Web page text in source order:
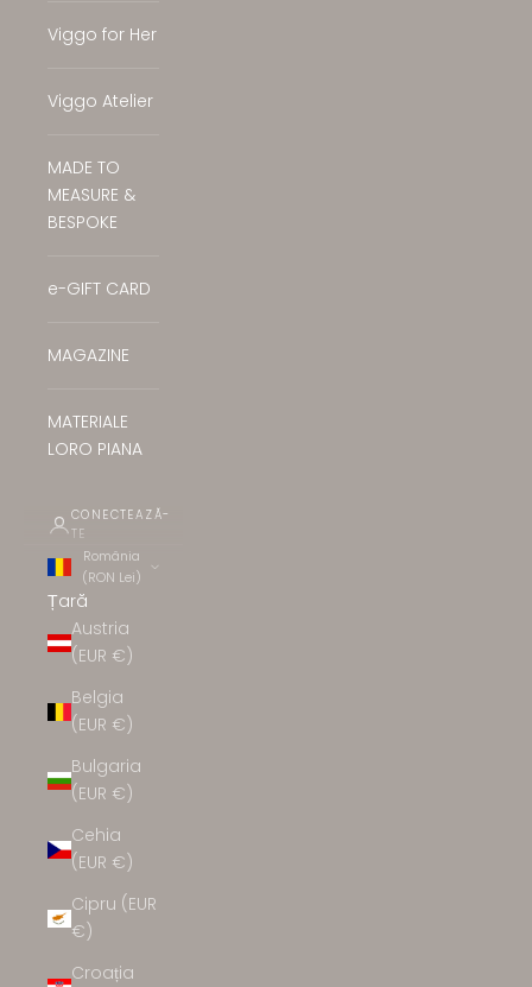
Viggo for Her
Viggo Atelier
MADE TO
MEASURE &
BESPOKE
e-GIFT CARD
MAGAZINE
MATERIALE
LORO PIANA
CONECTEAZĂ-
TE
România
(RON Lei)
Țară
Austria
(EUR €)
Belgia
(EUR €)
Bulgaria
(EUR €)
Cehia
(EUR €)
Cipru (EUR
€)
Croația